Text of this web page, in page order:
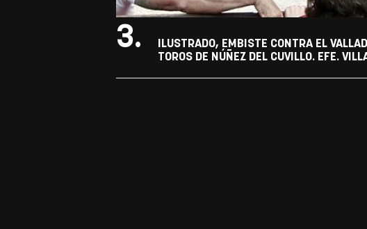
3.
ILUSTRADO, EMBISTE CONTRA EL
TOROS DE NÚÑEZ DEL CUVILLO. EFE.